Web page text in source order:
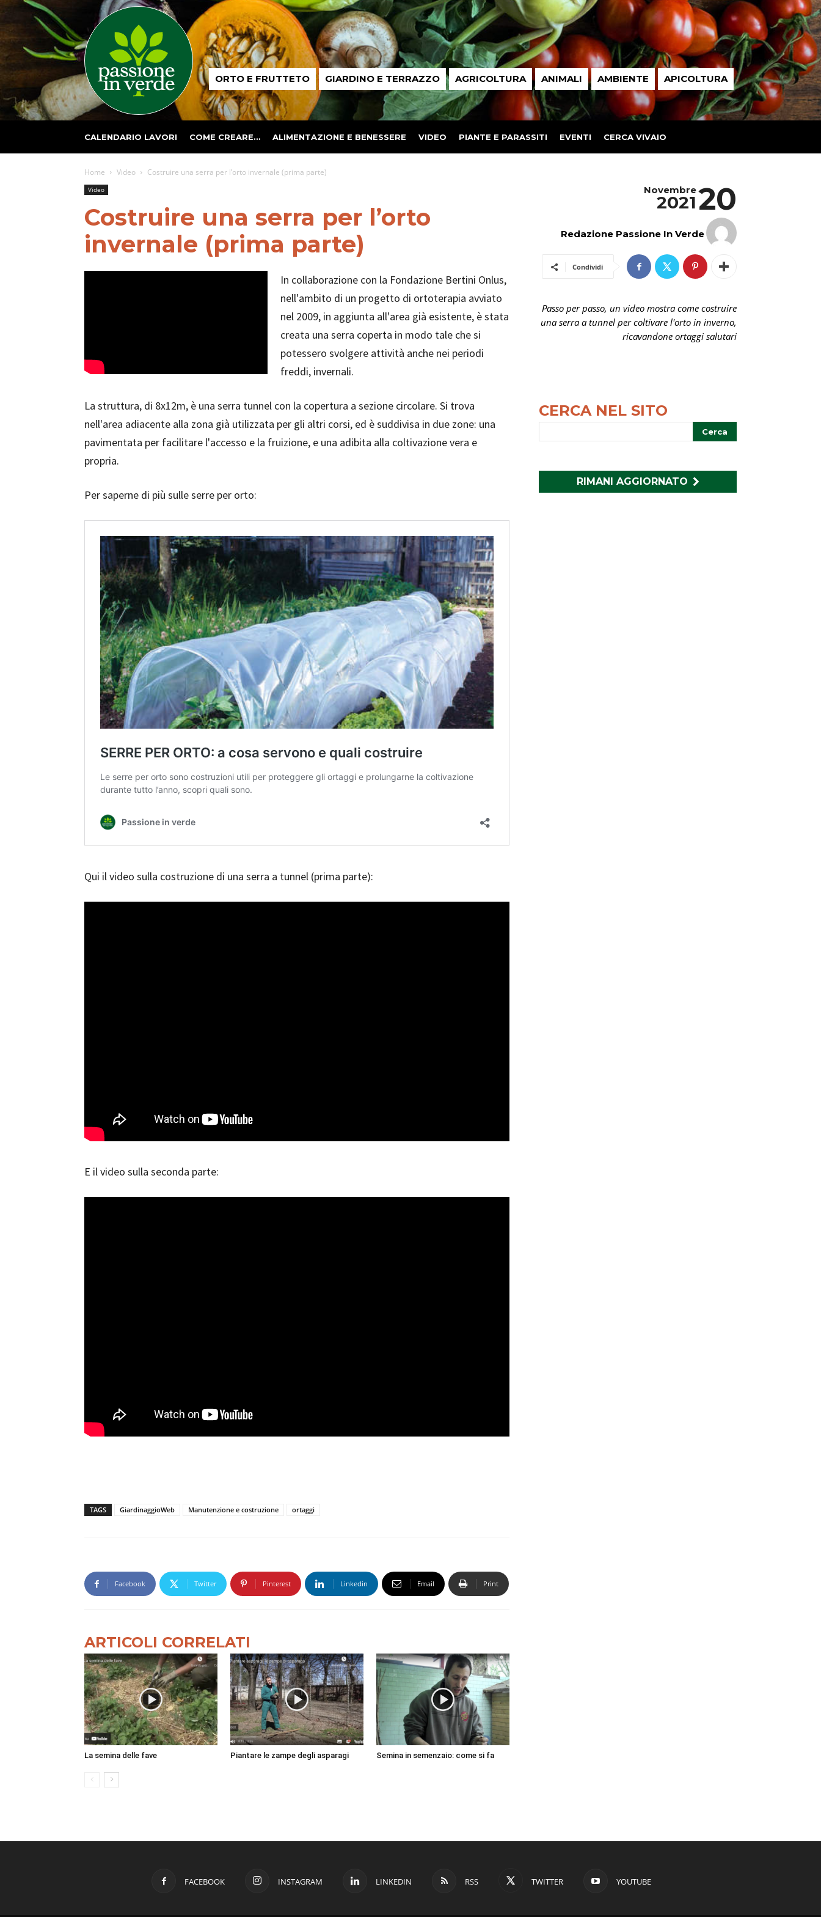
Passione
in ORTO E FRUTTETO GIARDINO E TERRAZZO AGRICOLTURA ANIMALI AMBIENTE APICOLTURA
CALENDARIO LAVORI COME CREARE… ALIMENTAZIONE E BENESSERE VIDEO PIANTE E PARASSITI EVENTI CERCA VIVAIO
Home Video Costruire una serra per l’orto invernale (prima parte)
Video
Costruire una serra per l’orto
invernale (prima parte)
In collaborazione con la Fondazione Bertini Onlus,
nell'ambito di un progetto di ortoterapia avviato
nel 2009, in aggiunta all'area già esistente, è stata
creata una serra coperta in modo tale che si
potessero svolgere attività anche nei periodi
freddi, invernali.
La struttura, di 8x12m, è una serra tunnel con la copertura a sezione circolare. Si trova
nell'area adiacente alla zona già utilizzata per gli altri corsi, ed è suddivisa in due zone: una
pavimentata per facilitare l'accesso e la fruizione, e una adibita alla coltivazione vera e
propria.
Per saperne di più sulle serre per orto:
Qui il video sulla costruzione di una serra a tunnel (prima parte):
E il video sulla seconda parte:
TAGS GiardinaggioWeb Manutenzione e costruzione ortaggi
Facebook Twitter Pinterest Linkedin Email Print
ARTICOLI CORRELATI
La semina delle fave Piantare le zampe degli asparagi Semina in semenzaio: come si fa
20
Novembre
2021
Redazione Passione In Verde
Condividi
Passo per passo, un video mostra come costruire
una serra a tunnel per coltivare l'orto in inverno,
ricavandone ortaggi salutari
CERCA NEL SITO
RIMANI AGGIORNATO
FACEBOOK INSTAGRAM LINKEDIN RSS TWITTER YOUTUBE